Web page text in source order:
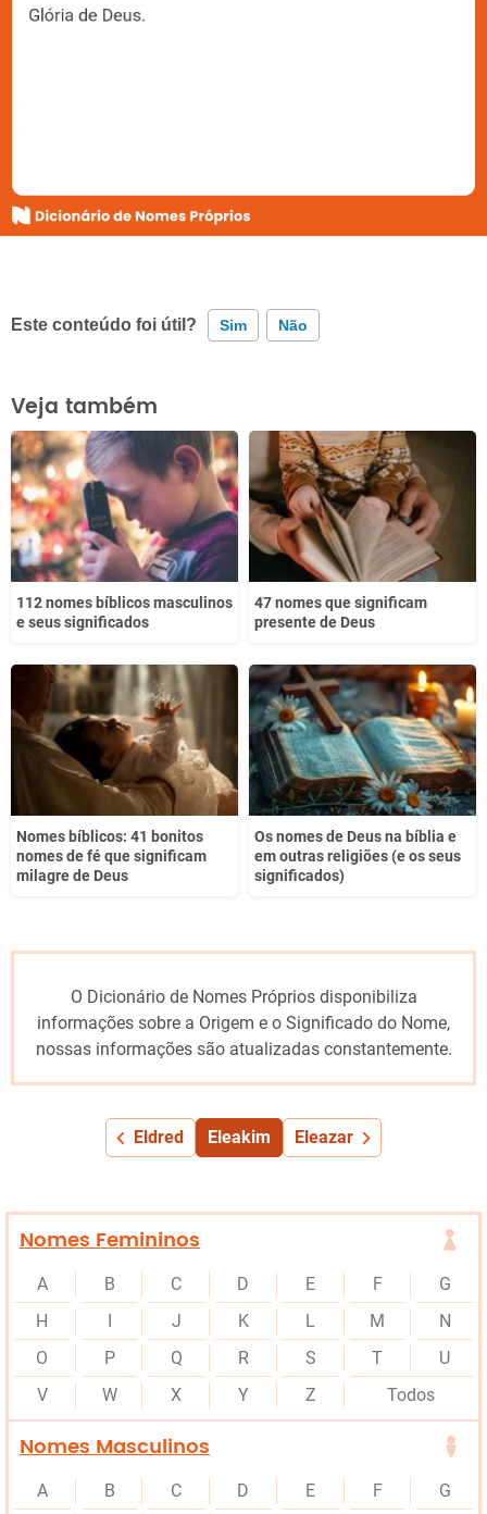
Este conteúdo foi útil? Sim Não
Este conteúdo contém informação incorreta
Este conteúdo não tem a informação que procuro
Outro
Veja também
112 nomes bíblicos masculinos
e seus significados
47 nomes que significam
presente de Deus
Nomes bíblicos: 41 bonitos
nomes de fé que significam
milagre de Deus
Os nomes de Deus na bíblia e
em outras religiões (e os seus
significados)
O Dicionário de Nomes Próprios disponibiliza
informações sobre a Origem e o Significado do Nome,
nossas informações são atualizadas constantemente.
Eldred Eleakim Eleazar
Nomes Femininos
A B C D E F
G
H
J K L M
N
O
P Q R S T
U
V
W X Y Z Todos
Nomes Masculinos
A B C D E F
G